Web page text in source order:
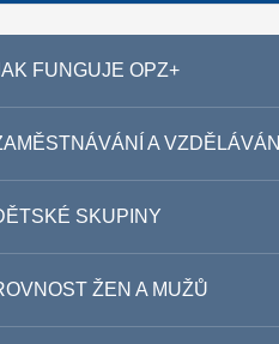
FUNGUJE OPZ+
A VZDĚLÁVÁNÍ
SKUPINY
ŽEN A MUŽŮ